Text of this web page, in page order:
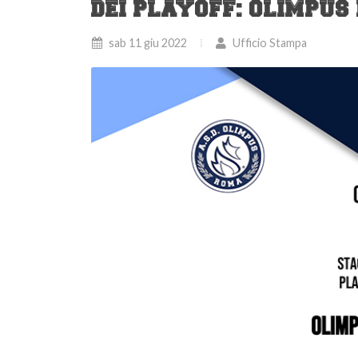
DEI PLAYOFF: OLIMPUS
sab 11 giu 2022 Ufficio Stampa